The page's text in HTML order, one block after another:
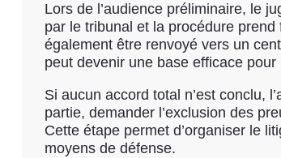
Lors de l’audience préliminaire, le
par le tribunal et la procédure
également être renvoyé vers un
peut devenir une base efficace
Si aucun accord total n’est conclu,
partie, demander l’exclusion des
Cette étape permet d’organiser le
moyens de défense.